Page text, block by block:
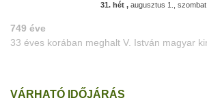
31. hét ,augusztus 1., szombat
VÁRHATÓ IDŐJÁRÁS